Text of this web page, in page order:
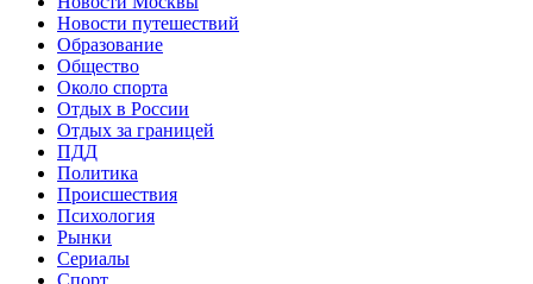
Новости путешествий
Образование
Общество
Около спорта
Отдых в России
Отдых за границей
ПДД
Политика
Происшествия
Психология
Рынки
Сериалы